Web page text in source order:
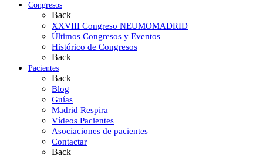
Congresos
Back
XXVIII Congreso NEUMOMADRID
Últimos Congresos y Eventos
Histórico de Congresos
Back
Pacientes
Back
Blog
Guías
Madrid Respira
Vídeos Pacientes
Asociaciones de pacientes
Contactar
Back